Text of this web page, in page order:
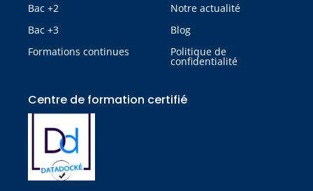
Bac +2
Bac +3
Formations continues
Notre actualité
Blog
Politique de
confidentialité
Centre de formation certifié​